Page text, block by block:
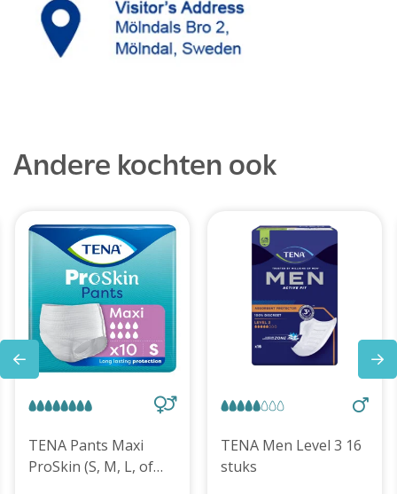
Andere kochten ook
TENA Pants Maxi
ProSkin (S, M, L, of
TENA Men Level 3 16
stuks